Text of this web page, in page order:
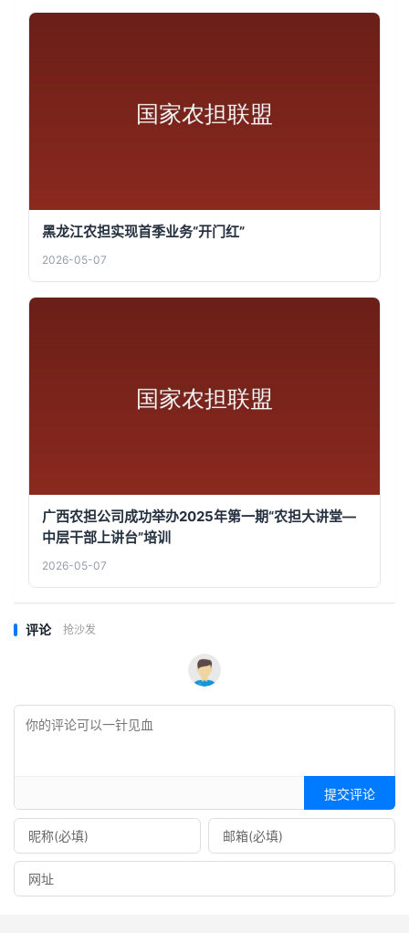
黑龙江农担实现首季业务“开门红”
2026-05-07
广西农担公司成功举办2025年第一期“农担大讲堂—
中层干部上讲台”培训
2026-05-07
评论 抢沙发
提交评论